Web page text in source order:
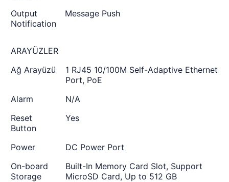
Output
Notification
Message Push
ARAYÜZLER
Ağ Arayüzü
1 RJ45 10/100M Self-Adaptive Ethernet
Port, PoE
Alarm
N/A
Reset
Button
Yes
Power
DC Power Port
On-board
Storage
Built-In Memory Card Slot, Support
MicroSD Card, Up to 512 GB